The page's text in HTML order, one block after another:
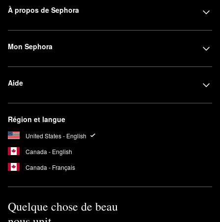
À propos de Sephora
Mon Sephora
Aide
Région et langue
United States - English
Canada - English
Canada - Français
Quelque chose de beau